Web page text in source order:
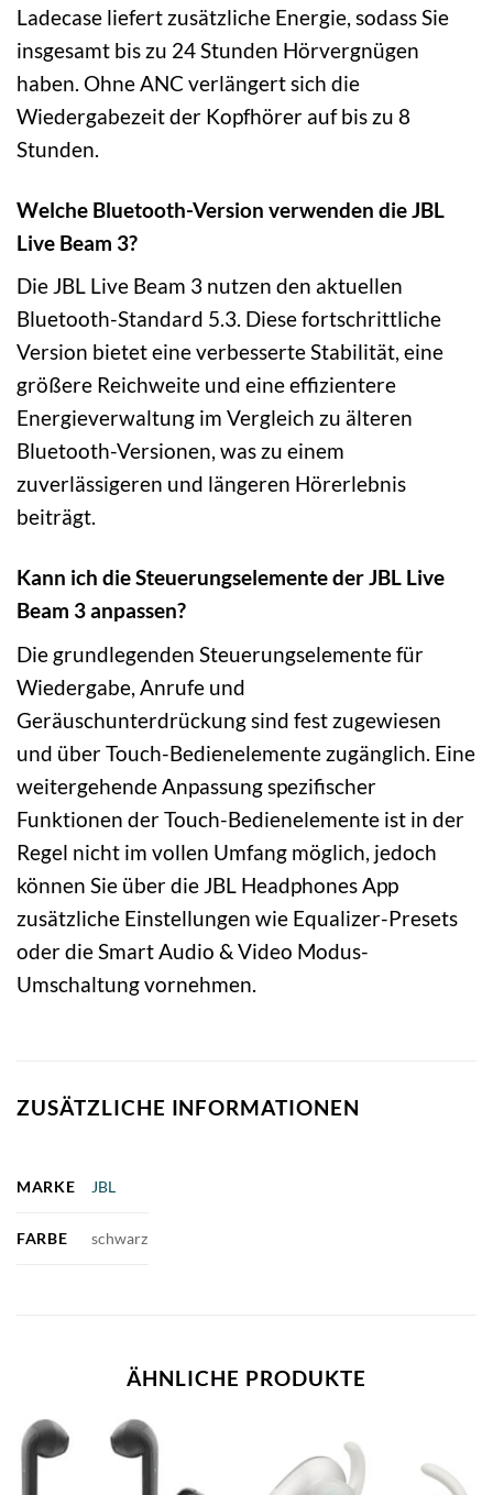
Ladecase liefert zusätzliche Energie, sodass Sie
insgesamt bis zu 24 Stunden Hörvergnügen
haben. Ohne ANC verlängert sich die
Wiedergabezeit der Kopfhörer auf bis zu 8
Stunden.
Welche Bluetooth-Version verwenden die JBL
Live Beam 3?
Die JBL Live Beam 3 nutzen den aktuellen
Bluetooth-Standard 5.3. Diese fortschrittliche
Version bietet eine verbesserte Stabilität, eine
größere Reichweite und eine effizientere
Energieverwaltung im Vergleich zu älteren
Bluetooth-Versionen, was zu einem
zuverlässigeren und längeren Hörerlebnis
beiträgt.
Kann ich die Steuerungselemente der JBL Live
Beam 3 anpassen?
Die grundlegenden Steuerungselemente für
Wiedergabe, Anrufe und
Geräuschunterdrückung sind fest zugewiesen
und über Touch-Bedienelemente zugänglich. Eine
weitergehende Anpassung spezifischer
Funktionen der Touch-Bedienelemente ist in der
Regel nicht im vollen Umfang möglich, jedoch
können Sie über die JBL Headphones App
zusätzliche Einstellungen wie Equalizer-Presets
oder die Smart Audio & Video Modus-
Umschaltung vornehmen.
ZUSÄTZLICHE INFORMATIONEN
MARKE JBL
FARBE schwarz
ÄHNLICHE PRODUKTE